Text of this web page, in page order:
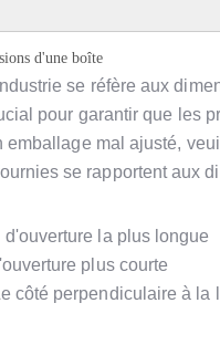
d'une boîte
se réfère aux
pour garantir que les
emballage mal ajusté,
se rapportent aux
d'ouverture la plus longue
plus courte
côté perpendiculaire à la